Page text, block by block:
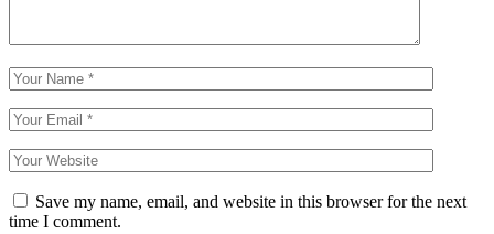
Save my name, email, and website in this browser for the next
time I comment.